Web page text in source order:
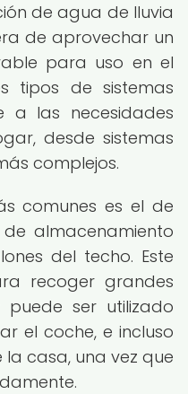
de agua de lluvia
de aprovechar un
para uso en el
tipos de sistemas
a las necesidades
desde sistemas
complejos.
comunes es el de
almacenamiento
del techo. Este
recoger grandes
ser utilizado
el coche, e incluso
casa, una vez que